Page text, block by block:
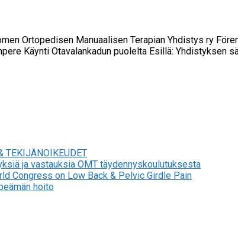
Ortopedisen Manuaalisen Terapian Yhdistys ry
Käynti Otavalankadun puolelta Esillä:
TEKIJÄNOIKEUDET
ja vastauksia OMT täydennyskoulutuksesta
Congress on Low Back & Pelvic Girdle Pain
hoito